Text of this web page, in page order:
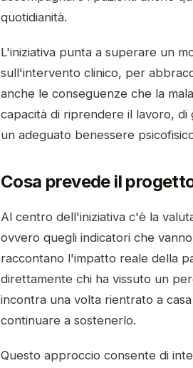
quotidianità.
L'iniziativa punta a superare un
sull'intervento clinico, per
anche le conseguenze che la
capacità di riprendere il lavoro, di
un adeguato benessere
Cosa prevede il
Al centro dell'iniziativa c'è la
ovvero quegli indicatori che
raccontano l'impatto reale della
direttamente chi ha vissuto un
incontra una volta rientrato a
continuare a sostenerlo.
Questo approccio consente di